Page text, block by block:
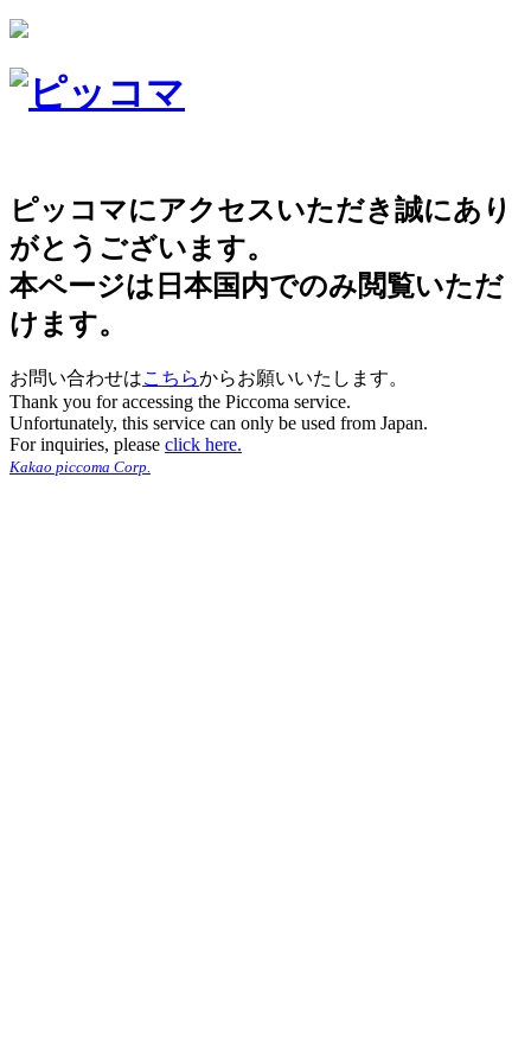
ピッコマにアクセスいただき誠にあり
がとうございます。
本ページは日本国内でのみ閲覧いただ
けます。
お問い合わせはこちらからお願いいたします。
Thank you for accessing the Piccoma service.
Unfortunately, this service can only be used from Japan.
For inquiries, please click here.
Kakao piccoma Corp.